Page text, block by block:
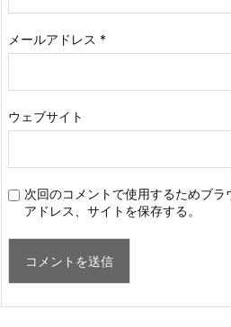
メールアドレス *
ウェブサイト
次回のコメントで使用するためブ
アドレス、サイトを保存する。